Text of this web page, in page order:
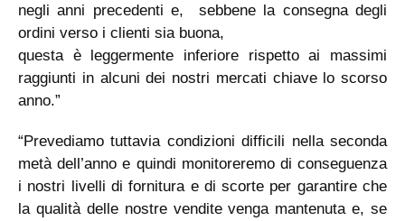
negli anni precedenti e, sebbene la consegna degli
ordini verso i clienti sia buona,
questa è leggermente inferiore rispetto ai massimi
raggiunti in alcuni dei nostri mercati chiave lo scorso
anno.”
“Prevediamo tuttavia condizioni difficili nella seconda
metà dell’anno e quindi monitoreremo di conseguenza
i nostri livelli di fornitura e di scorte per garantire che
la qualità delle nostre vendite venga mantenuta e, se